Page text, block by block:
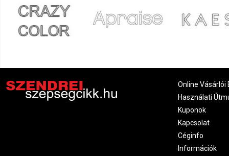
Online Vásárlói
Használati
Kuponok
Kapcsolat
Céginfo
Információk